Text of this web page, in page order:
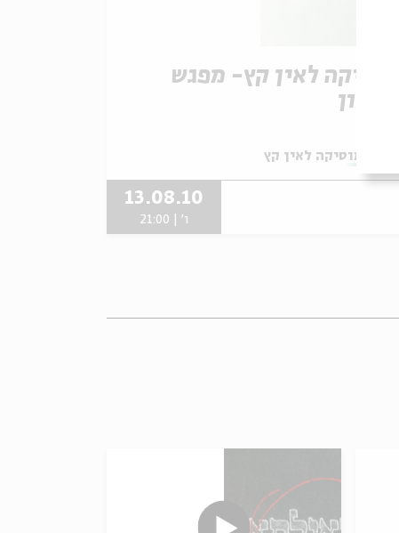
מוסיקה לאין קץ- מפגש
ראשון
מוסיקה לאין קץ
13.08.10
ו' | 21:00